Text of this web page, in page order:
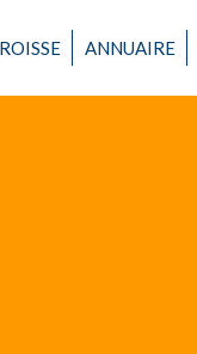
ANNUAIRE